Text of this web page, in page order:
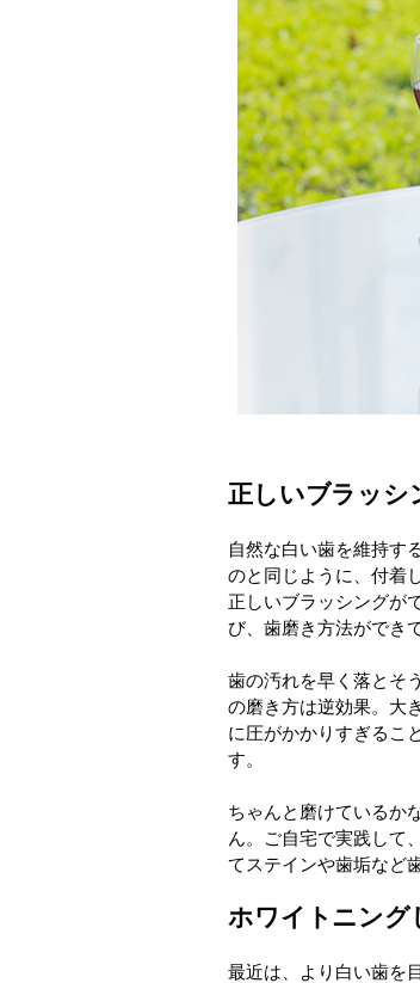
正しいブラッシ
自然な白い歯を維持す
のと同じように、付着
正しいブラッシングが
び、歯磨き方法ができ
歯の汚れを早く落とそ
の磨き方は逆効果。大
に圧がかかりすぎるこ
す。
ちゃんと磨けているか
ん。ご自宅で実践して
てステインや歯垢など
ホワイトニング
最近は、より白い歯を